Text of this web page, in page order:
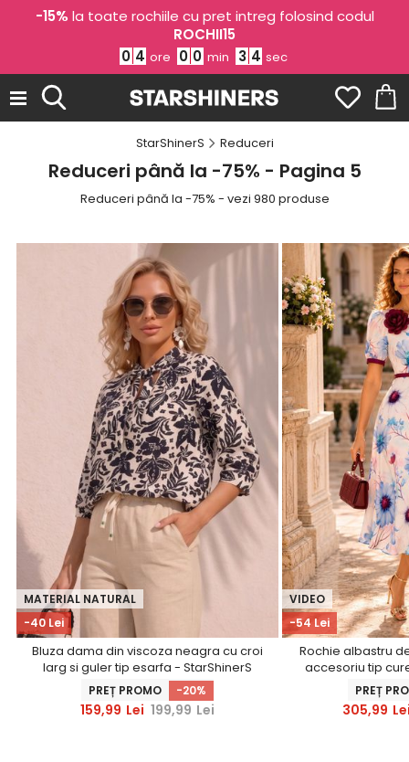
-15% la toate rochiile cu pret intreg folosind codul
ROCHII15
0 4 ore 0 0 min 3 1 sec
StarShinerS Reduceri
Reduceri până la -75% - Pagina 5
Reduceri până la -75% - vezi 980 produse
-40 Lei
MATERIAL NATURAL
Bluza dama din viscoza neagra cu croi
larg si guler tip esarfa - StarShinerS
PREȚ PROMO -20%
159,99 Lei 199,99 Lei
-54 Lei
VIDEO
Rochie albastru
accesoriu tip
PREȚ
305,99